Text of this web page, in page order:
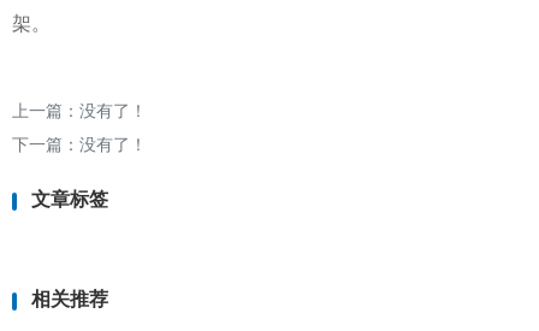
架。
上一篇：没有了！
下一篇：没有了！
文章标签
相关推荐